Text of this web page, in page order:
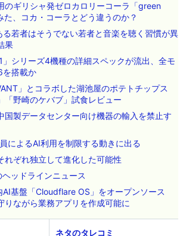
のギリシャ発ゼロカロリーコーラ「green
、コカ・コーラとどう違うのか？
る若者はそうでない若者と音楽を聴く習慣が異
果
シリーズ4機種の詳細スペックが流出、全モ
を搭載か
」とコラボした湖池屋のポテトチップス
「野崎のケバブ」試食レビュー
国製データセンター向け機器の輸入を禁止す
によるAI利用を制限する動きに出る
れぞれ独立して進化した可能性
ッドラインニュース
基盤「Cloudflare OS」をオープンソース
りながら業務アプリを作成可能に
ネタのタレコミ